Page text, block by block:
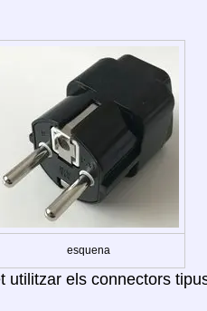
esquena
utilitzar els connectors